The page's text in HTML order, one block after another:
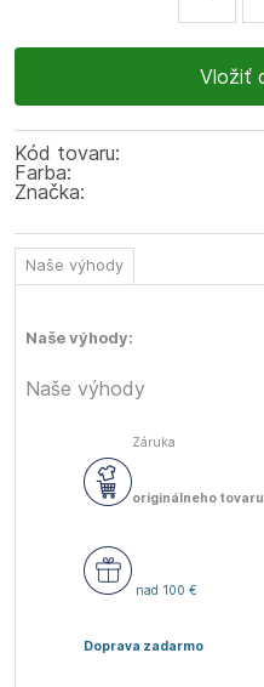
Kód tovaru:
Farba:
Značka:
Naše výhody
Naše výhody:
Naše výhody
Záruka
originálneho tovaru
Doprava zadarmo
nad 100 €